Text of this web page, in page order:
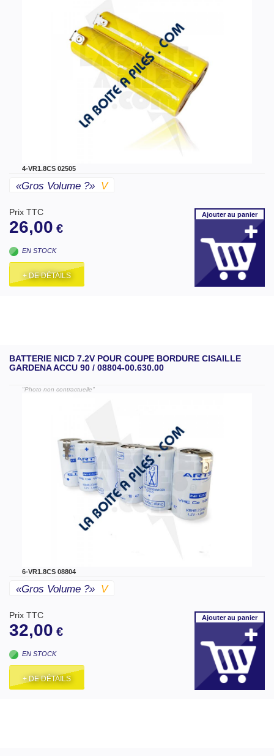
4-VR1.8CS 02505
«gros Volume ?» V
Prix TTC
26,00 €
EN STOCK
+ DE DÉTAILS
Ajouterau panier
BATTERIE NICD 7.2V POUR COUPE BORDURE CISAILLE
GARDENA ACCU 90 / 08804-00.630.00
"Photo non contractuelle"
6-VR1.8CS 08804
«gros Volume ?» V
Prix TTC
32,00 €
EN STOCK
+ DE DÉTAILS
Ajouterau panier